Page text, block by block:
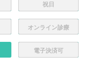
祝日
オンライン診療
電子決済可